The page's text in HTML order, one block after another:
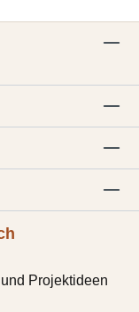
Projektideen